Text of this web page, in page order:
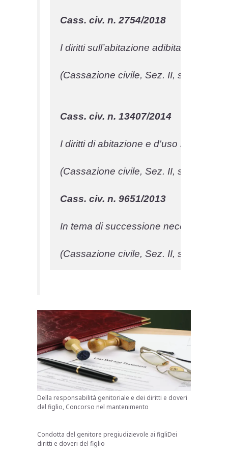
Cass. civ. n. 2754/2018
I diritti sull’abitazione adibita a
(Cassazione civile, Sez. II, sentenza
Cass. civ. n. 13407/2014
I diritti di abitazione e d'uso riservati
(Cassazione civile, Sez. II, sentenza
Cass. civ. n. 9651/2013
In tema di successione necessaria, i
(Cassazione civile, Sez. II, sentenza
Della responsabilità genitoriale e dei diritti e doveri
del figlio, Concorso nel mantenimento
Condotta del genitore pregiudizievole ai figliDei
diritti e doveri del figlio